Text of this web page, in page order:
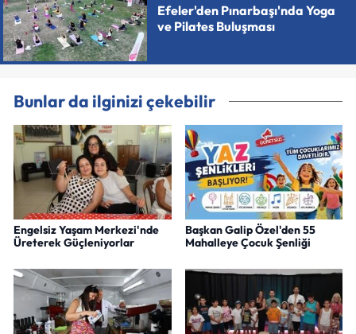
Efeler'den Pınarbaşı'nda Yoga
ve Pilates Buluşması
Bunlar da ilginizi çekebilir
Engelsiz Yaşam Merkezi'nde
Üreterek Güçleniyorlar
Başkan Galip Özel'den 55
Mahalleye Çocuk Şenliği